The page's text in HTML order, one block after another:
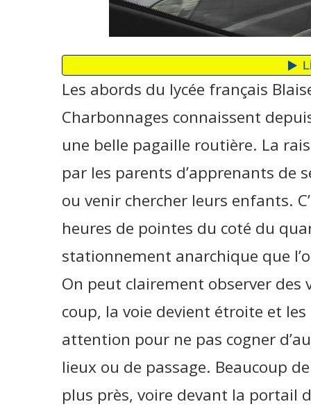
Les abords du lycée français
Charbonnages connaissent
une belle pagaille routière. La
par les parents d’apprenants de
ou venir chercher leurs enfants.
heures de pointes du coté du
stationnement anarchique que
On peut clairement observer
coup, la voie devient étroite et
attention pour ne pas cogner
lieux ou de passage. Beaucoup
plus près, voire devant la portail